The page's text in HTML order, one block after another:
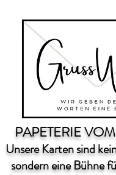
PAPETERIE
Unsere Karten sind
sondern eine Bühne